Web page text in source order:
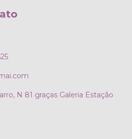
N 81 graças Galeria Estação